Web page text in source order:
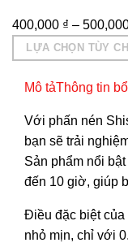
400,000 ₫ –
LỰA CHỌN TÙY
phẩm
nhiều
Các
tùy
Mô tảThông tin
Với phấn nén
bạn sẽ trải
Sản phẩm nổi
đến 10 giờ, giúp
Điều đặc biệt của
nhỏ mịn, chỉ với